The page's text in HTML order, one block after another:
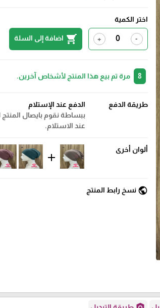
اختر الكمية
-
+
shopping_cart اضافة إلى السلة
مرة تم بيع هذا المنتج لأشخاص آخرين.
طريقة الدفع
الدفع عند الإستلام
ببساطة نقوم بايصال المنتج
عند الاستلام.
ألوان أخرى
add
public نسخ رابط المنتج